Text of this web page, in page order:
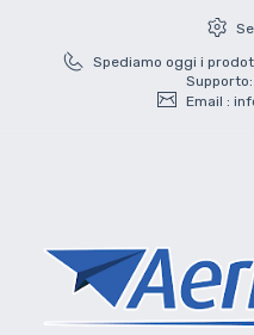
Spediamo oggi i
Email :